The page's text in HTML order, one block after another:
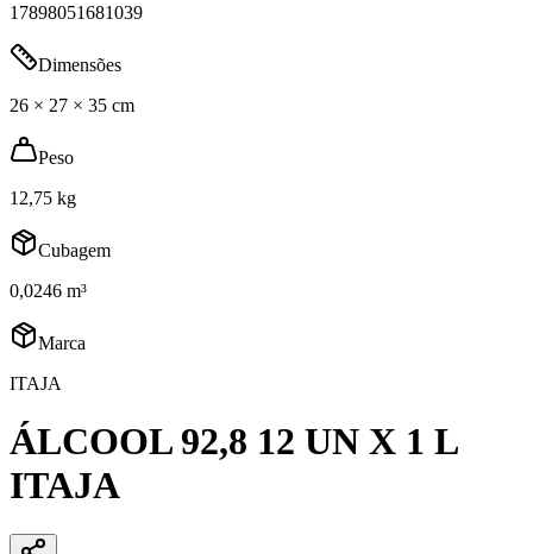
17898051681039
Dimensões
26 × 27 × 35 cm
Peso
12,75 kg
Cubagem
0,0246 m³
Marca
ITAJA
ÁLCOOL 92,8 12 UN X 1 L
ITAJA